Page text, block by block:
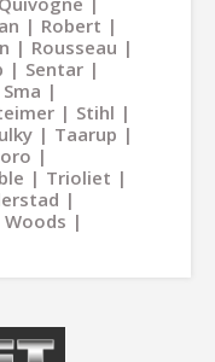
Robert
Rousseau
Sentar
Sma
Stihl
Taarup
Trioliet
Woods